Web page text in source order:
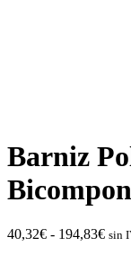
Barniz
40,32€ - 194,83€ sin